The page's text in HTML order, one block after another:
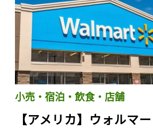
小売・宿泊・飲食・店舗
【アメリカ】ウォルマー